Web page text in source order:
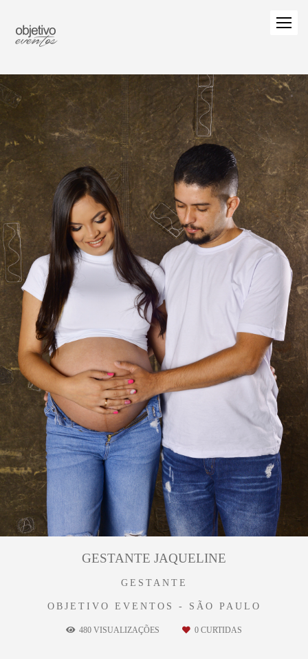
GESTANTE
OBJETIVO EVENTOS - SÃO PAULO
GESTANTE JAQUELINE
480 VISUALIZAÇÕES 0 CURTIDAS